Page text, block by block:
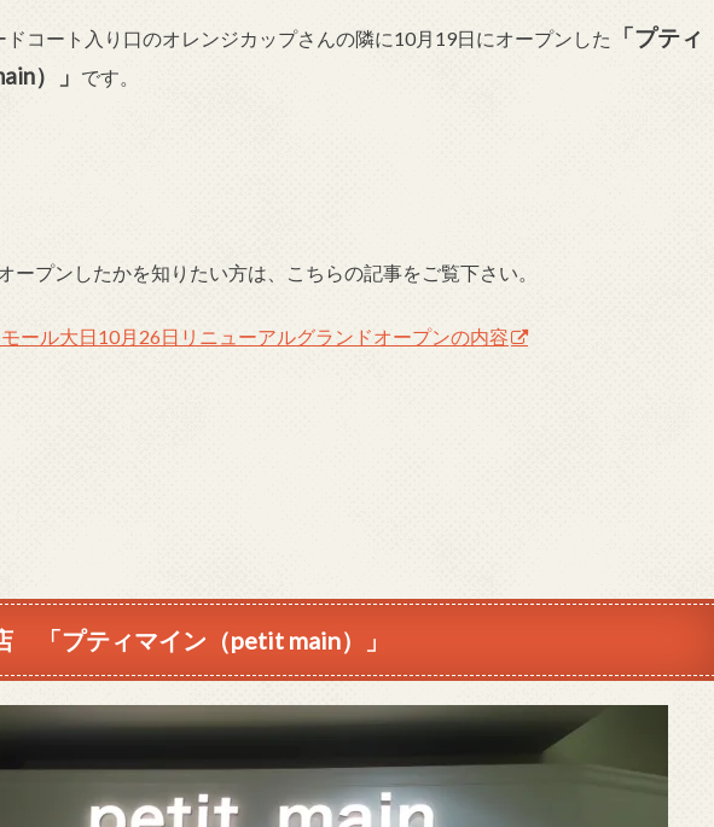
コート入り口のオレンジカップさんの隣に10月19日にオープンした
「プティ
）」 です。
ープンしたかを知りたい方は、こちらの記事をご覧下さい。
ール大日10月26日リニューアルグランドオープンの内容
「プティマイン（petit main）」